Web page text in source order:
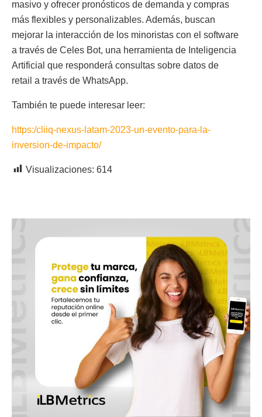
masivo y ofrecer pronósticos de demanda y compras
más flexibles y personalizables. Además, buscan
mejorar la interacción de los minoristas con el software
a través de Celes Bot, una herramienta de Inteligencia
Artificial que responderá consultas sobre datos de
retail a través de WhatsApp.
También te puede interesar leer:
https:/cliiq-nexus-latam-2023-un-evento-para-la-
inversion-de-impacto/
Visualizaciones: 614